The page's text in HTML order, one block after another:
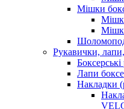
Мішки
Рукавички,
Лапи
Накладки